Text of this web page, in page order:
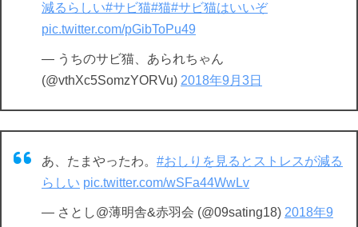
減るらしい#サビ猫#猫#サビ猫はいいぞ
pic.twitter.com/pGibToPu49
— うちのサビ猫、あられちゃん
(@vthXc5SomzYORVu) 2018年9月3日
あ、たまやったわ。 #おしりを見るとストレスが減る
らしい pic.twitter.com/wSFa44WwLv
— さとし@薄明舎&赤羽会 (@09sating18) 2018年9